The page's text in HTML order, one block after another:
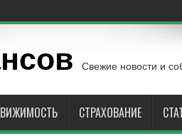
Свежие новости и
СТРАХОВАНИЕ